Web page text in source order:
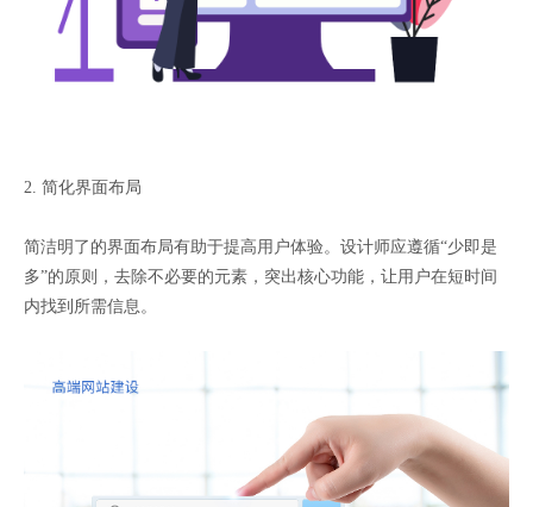
2. 简化界面布局
简洁明了的界面布局有助于提高用户体验。设计师应遵循“少即是
多”的原则，去除不必要的元素，突出核心功能，让用户在短时间
内找到所需信息。